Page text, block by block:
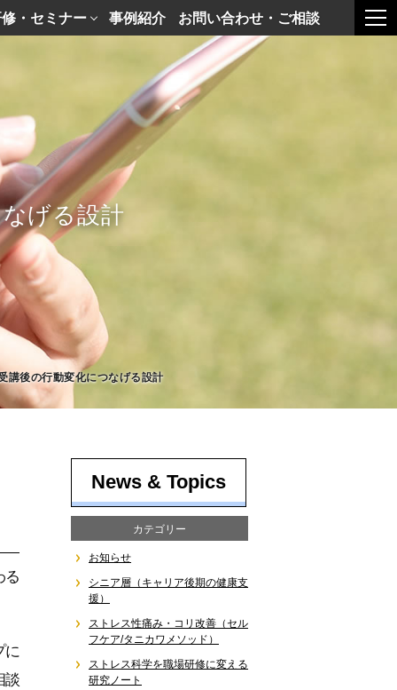
・セミナー 事例紹介 お問い合わせ・ご相談
げる設計
講後の行動変化につなげる設計
る
に
談
News & Topics
カテゴリー
お知らせ
シニア層（キャリア後期の健康支
援）
ストレス性痛み・コリ改善（セル
フケア/タニカワメソッド）
ストレス科学を職場研修に変える
研究ノート